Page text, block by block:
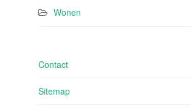
Wonen
Contact
Sitemap